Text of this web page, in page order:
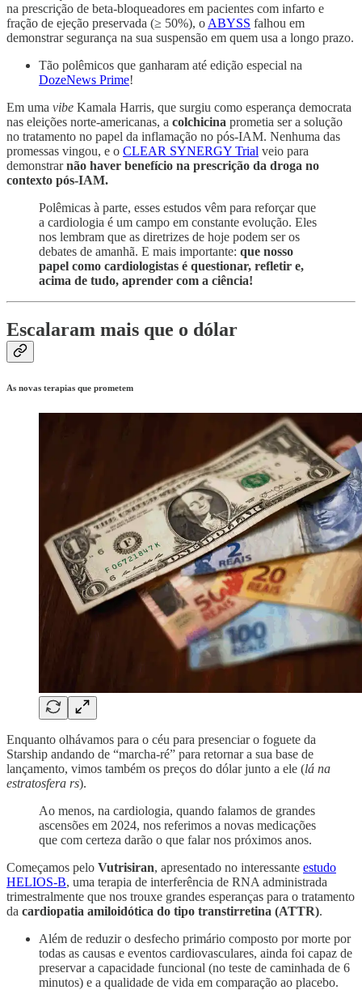
na prescrição de beta-bloqueadores em pacientes com infarto e
fração de ejeção preservada (≥ 50%), o ABYSS falhou em
demonstrar segurança na sua suspensão em quem usa a longo prazo.
Tão polêmicos que ganharam até edição especial na
DozeNews Prime!
Em uma vibe Kamala Harris, que surgiu como esperança democrata
nas eleições norte-americanas, a colchicina prometia ser a solução
no tratamento no papel da inflamação no pós-IAM. Nenhuma das
promessas vingou, e o CLEAR SYNERGY Trial veio para
demonstrarnão haver benefício na prescrição da droga no
contexto pós-IAM.
Polêmicas à parte, esses estudos vêm para reforçar que
a cardiologia é um campo em constante evolução. Eles
nos lembram que as diretrizes de hoje podem ser os
debates de amanhã. E mais importante: que nosso
papel como cardiologistas é questionar, refletir e,
acima de tudo, aprender com a ciência!
Escalaram mais que o dólar
As novas terapias que prometem
Enquanto olhávamos para o céu para presenciar o foguete da
Starship andando de “marcha-ré” para retornar a sua base de
lançamento, vimos também os preços do dólar junto a ele (lá na
estratosfera rs).
Ao menos, na cardiologia, quando falamos de grandes
ascensões em 2024, nos referimos a novas medicações
que com certeza darão o que falar nos próximos anos.
Começamos pelo Vutrisiran, apresentado no interessante estudo
HELIOS-B, uma terapia de interferência de RNA administrada
trimestralmente que nos trouxe grandes esperanças para o tratamento
da cardiopatia amiloidótica do tipo transtirretina (ATTR).
Além de reduzir o desfecho primário composto por morte por
todas as causas e eventos cardiovasculares, ainda foi capaz de
preservar a capacidade funcional (no teste de caminhada de 6
minutos) e a qualidade de vida em comparação ao placebo.